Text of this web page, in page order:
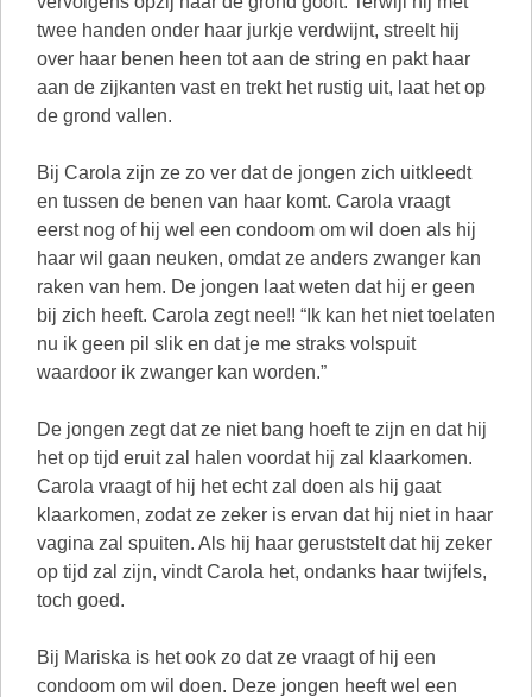
twee handen onder haar jurkje verdwijnt, streelt hij
over haar benen heen tot aan de string en pakt haar
aan de zijkanten vast en trekt het rustig uit, laat het op
de grond vallen.
Bij Carola zijn ze zo ver dat de jongen zich uitkleedt
en tussen de benen van haar komt. Carola vraagt
eerst nog of hij wel een condoom om wil doen als hij
haar wil gaan neuken, omdat ze anders zwanger kan
raken van hem. De jongen laat weten dat hij er geen
bij zich heeft. Carola zegt nee!! “Ik kan het niet toelaten
nu ik geen pil slik en dat je me straks volspuit
waardoor ik zwanger kan worden.”
De jongen zegt dat ze niet bang hoeft te zijn en dat hij
het op tijd eruit zal halen voordat hij zal klaarkomen.
Carola vraagt of hij het echt zal doen als hij gaat
klaarkomen, zodat ze zeker is ervan dat hij niet in haar
vagina zal spuiten. Als hij haar geruststelt dat hij zeker
op tijd zal zijn, vindt Carola het, ondanks haar twijfels,
toch goed.
Bij Mariska is het ook zo dat ze vraagt of hij een
condoom om wil doen. Deze jongen heeft wel een